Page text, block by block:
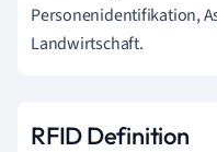
Personenidentifikation,
Landwirtschaft.
RFID Definition